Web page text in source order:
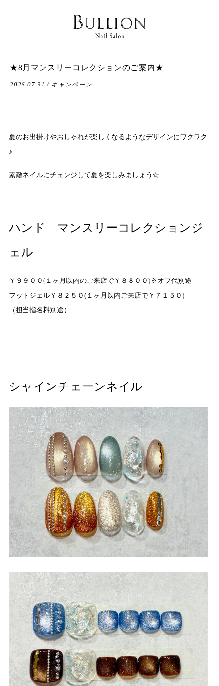
★8月マンスリーコレクションのご案内★
2026.07.31 / キャンペーン
夏のお出掛けやおしゃれが楽しくなるようなデザインにワクワク
♪
素敵ネイルにチェンジして夏を楽しみましょう☆
ハンド マンスリーコレクションジ
ェル
￥９９００(１ヶ月以内のご来店で￥８８００)※オフ代別途
フットジェル￥８２５０(１ヶ月以内ご来店で￥７１５０)
（担当指名料別途）
シャインチェーンネイル